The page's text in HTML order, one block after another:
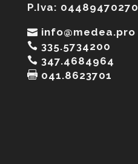
P.Iva: 04489470270
info@medea.pro
335.5734200
347.4684964
041.8623701